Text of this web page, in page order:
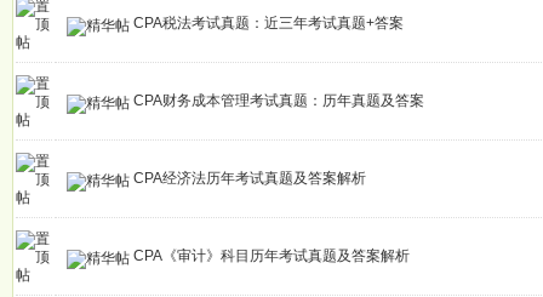
CPA税法考试真题：近三年考试真题+答案
CPA财务成本管理考试真题：历年真题及答案
CPA经济法历年考试真题及答案解析
CPA《审计》科目历年考试真题及答案解析